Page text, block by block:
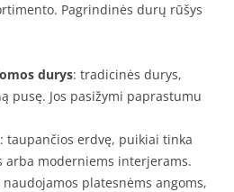
Pagrindinės durų rūšys
durys: tradicinės durys,
pusę. Jos pasižymi paprastumu
: taupančios erdvę, puikiai tinka
arba moderniems interjerams.
naudojamos platesnėms angoms,